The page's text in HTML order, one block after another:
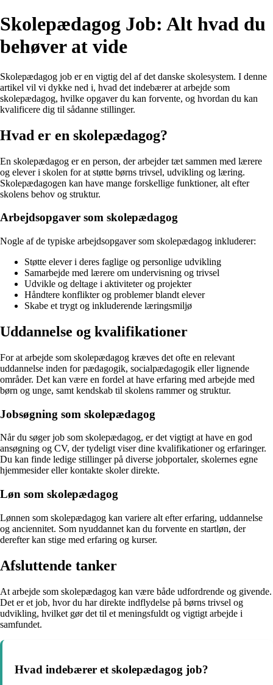
Skolepædagog Job: Alt hvad du
behøver at vide
Skolepædagog job er en vigtig del af det danske skolesystem. I denne
artikel vil vi dykke ned i, hvad det indebærer at arbejde som
skolepædagog, hvilke opgaver du kan forvente, og hvordan du kan
kvalificere dig til sådanne stillinger.
Hvad er en skolepædagog?
En skolepædagog er en person, der arbejder tæt sammen med lærere
og elever i skolen for at støtte børns trivsel, udvikling og læring.
Skolepædagogen kan have mange forskellige funktioner, alt efter
skolens behov og struktur.
Arbejdsopgaver som skolepædagog
Nogle af de typiske arbejdsopgaver som skolepædagog inkluderer:
Støtte elever i deres faglige og personlige udvikling
Samarbejde med lærere om undervisning og trivsel
Udvikle og deltage i aktiviteter og projekter
Håndtere konflikter og problemer blandt elever
Skabe et trygt og inkluderende læringsmiljø
Uddannelse og kvalifikationer
For at arbejde som skolepædagog kræves det ofte en relevant
uddannelse inden for pædagogik, socialpædagogik eller lignende
områder. Det kan være en fordel at have erfaring med arbejde med
børn og unge, samt kendskab til skolens rammer og struktur.
Jobsøgning som skolepædagog
Når du søger job som skolepædagog, er det vigtigt at have en god
ansøgning og CV, der tydeligt viser dine kvalifikationer og erfaringer.
Du kan finde ledige stillinger på diverse jobportaler, skolernes egne
hjemmesider eller kontakte skoler direkte.
Løn som skolepædagog
Lønnen som skolepædagog kan variere alt efter erfaring, uddannelse
og anciennitet. Som nyuddannet kan du forvente en startløn, der
derefter kan stige med erfaring og kurser.
Afsluttende tanker
At arbejde som skolepædagog kan være både udfordrende og givende.
Det er et job, hvor du har direkte indflydelse på børns trivsel og
udvikling, hvilket gør det til et meningsfuldt og vigtigt arbejde i
samfundet.
Hvad indebærer et skolepædagog job?